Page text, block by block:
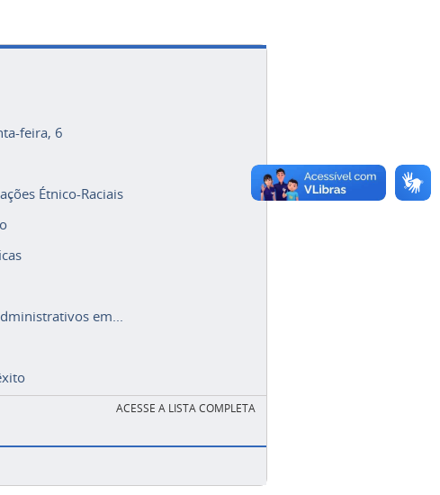
feira, 6
Étnico-Raciais
em...
ACESSE A LISTA COMPLETA